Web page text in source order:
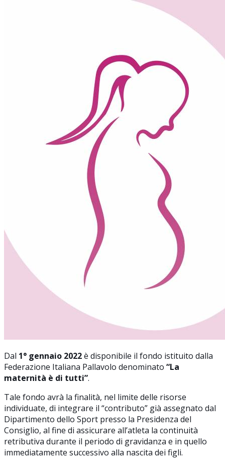
Dal 1° gennaio 2022è disponibile il fondo istituito dalla
Federazione Italiana Pallavolo denominato “La
maternità è di tutti”.
Tale fondo avrà la finalità, nel limite delle risorse
individuate, di integrare il “contributo” già assegnato dal
Dipartimento dello Sport presso la Presidenza del
Consiglio, al fine di assicurare all’atleta la continuità
retributiva durante il periodo di gravidanza e in quello
immediatamente successivo alla nascita dei figli.